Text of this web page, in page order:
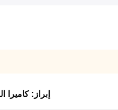
إبراز:كاميرا